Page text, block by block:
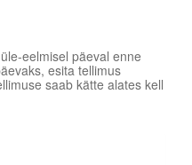
eelmisel päeval enne
esita tellimus
saab kätte alates kell